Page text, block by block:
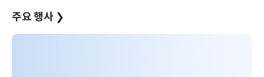
주요 행사 ❯